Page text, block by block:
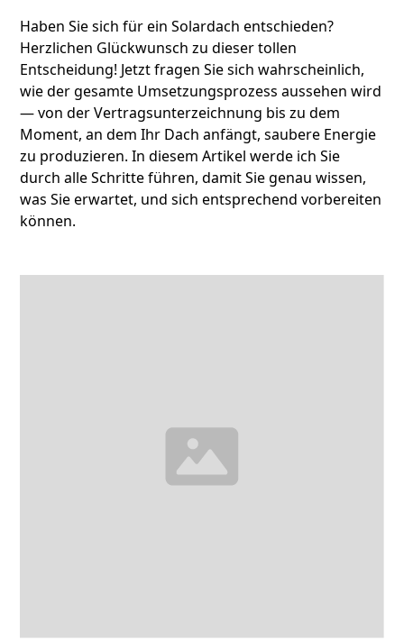
Haben Sie sich für ein Solardach entschieden?
Herzlichen Glückwunsch zu dieser tollen
Entscheidung! Jetzt fragen Sie sich wahrscheinlich,
wie der gesamte Umsetzungsprozess aussehen wird
— von der Vertragsunterzeichnung bis zu dem
Moment, an dem Ihr Dach anfängt, saubere Energie
zu produzieren. In diesem Artikel werde ich Sie
durch alle Schritte führen, damit Sie genau wissen,
was Sie erwartet, und sich entsprechend vorbereiten
können.